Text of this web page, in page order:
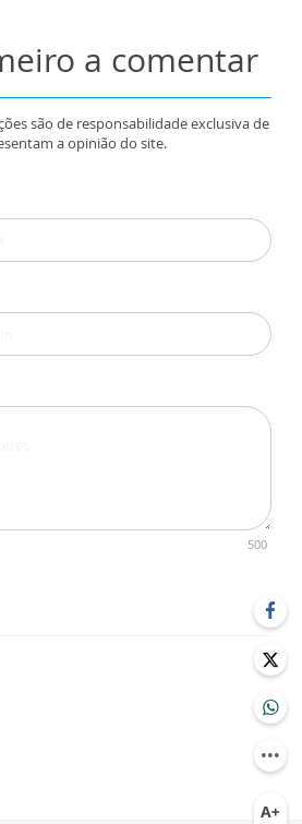
a comentar
são de responsabilidade exclusiva de
a opinião do site.
500